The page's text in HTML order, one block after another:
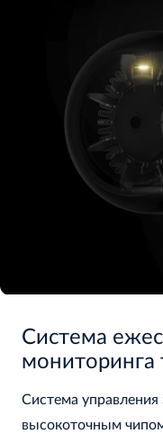
Система
мониторинга
Система
высокоточным